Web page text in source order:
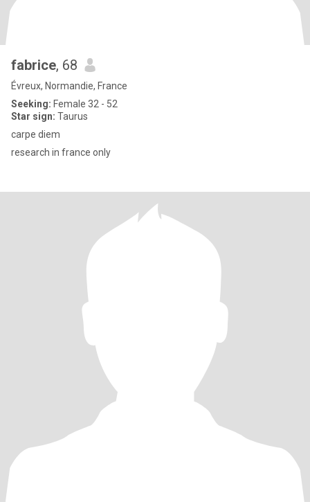
fabrice, 68
Évreux, Normandie, France
Seeking: Female 32 - 52
Star sign: Taurus
carpe diem
research in france only